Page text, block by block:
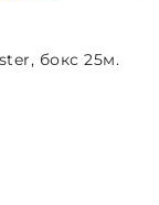
бокс 25м.